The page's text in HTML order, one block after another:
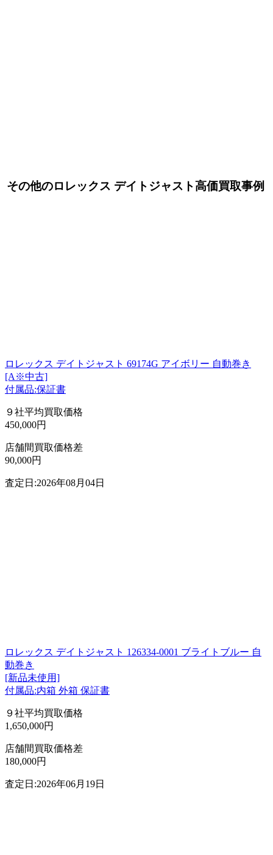
その他のロレックス デイトジャスト高価買取事例
ロレックス デイトジャスト 69174G アイボリー 自動巻き
[A※中古]
付属品:保証書
９社平均買取価格
450,000円
店舗間買取価格差
90,000円
査定日:2026年08月04日
ロレックス デイトジャスト 126334-0001 ブライトブルー 自
動巻き
[新品未使用]
付属品:内箱 外箱 保証書
９社平均買取価格
1,650,000円
店舗間買取価格差
180,000円
査定日:2026年06月19日